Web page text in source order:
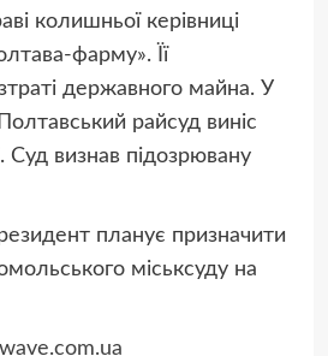
колишньої керівниці
фарму». Її
державного майна. У
райсуд виніс
Суд визнав підозрювану
планує призначити
міськсуду на